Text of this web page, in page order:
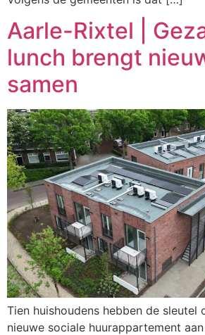
Aarle-Rixtel |
lunch brengt
samen
Tien huishoudens hebben de sleutel
nieuwe sociale huurappartement